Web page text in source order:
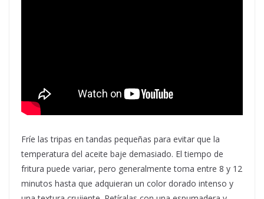
Fríe las tripas en tandas pequeñas para evitar que la
temperatura del aceite baje demasiado. El tiempo de
fritura puede variar, pero generalmente toma entre 8 y 12
minutos hasta que adquieran un color dorado intenso y